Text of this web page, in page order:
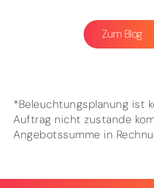
Zum Blog
*Beleuchtungsplanung ist
Auftrag nicht zustande
Angebotssumme in